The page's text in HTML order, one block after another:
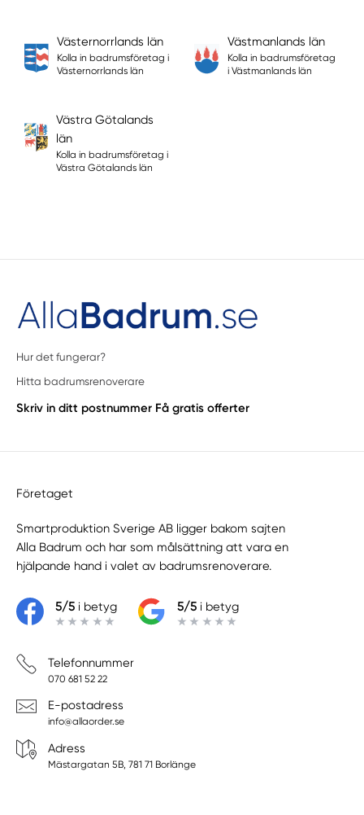
Västernorrlands län
Kolla in badrumsföretag i
Västernorrlands län
Västmanlands län
Kolla in badrumsföretag
i Västmanlands län
Västra Götalands
län
Kolla in badrumsföretag i
Västra Götalands län
Hur det fungerar?
Hitta badrumsrenoverare
Skriv in ditt postnummer Få gratis offerter
Företaget
Smartproduktion Sverige AB ligger bakom sajten
Alla Badrum och har som målsättning att vara en
hjälpande hand i valet av badrumsrenoverare.
5/5i betyg 5/5i betyg
Telefonnummer
070 681 52 22
E-postadress
info@allaorder.se
Adress
Mästargatan 5B, 781 71 Borlänge